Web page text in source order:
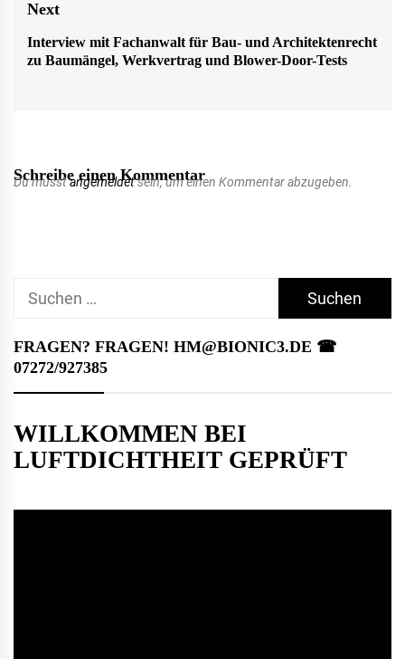
post:
Next
Next
Interview mit Fachanwalt für Bau- und Architektenrecht
zu Baumängel, Werkvertrag und Blower-Door-Tests
Schreibe einen Kommentar
Du musstangemeldetsein, um einen Kommentar abzugeben.
Suchen
FRAGEN? FRAGEN! HM@BIONIC3.DE ☎︎
07272/927385
WILLKOMMEN BEI
LUFTDICHTHEIT GEPRÜFT